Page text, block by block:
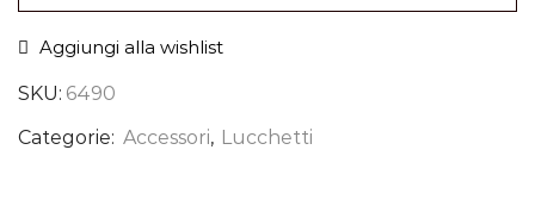
Aggiungi alla wishlist
SKU: 6490
Categorie: Accessori, Lucchetti